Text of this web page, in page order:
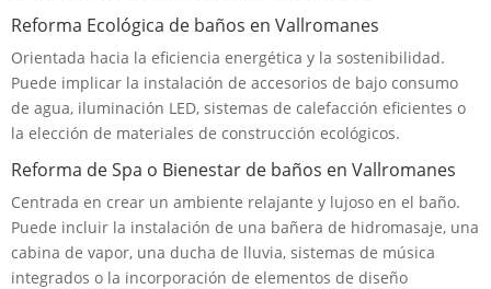
Reforma Ecológica de baños en Vallromanes
Orientada hacia la eficiencia energética y la sostenibilidad.
Puede implicar la instalación de accesorios de bajo consumo
de agua, iluminación LED, sistemas de calefacción eficientes o
la elección de materiales de construcción ecológicos.
Reforma de Spa o Bienestar de baños en Vallromanes
Centrada en crear un ambiente relajante y lujoso en el baño.
Puede incluir la instalación de una bañera de hidromasaje, una
cabina de vapor, una ducha de lluvia, sistemas de música
integrados o la incorporación de elementos de diseño